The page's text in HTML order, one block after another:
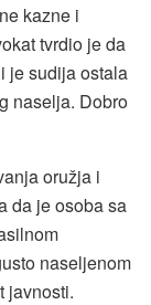
kazne i
tvrdio je da
je sudija ostala
naselja. Dobro
oružja i
da je osoba sa
naseljenom
javnosti.